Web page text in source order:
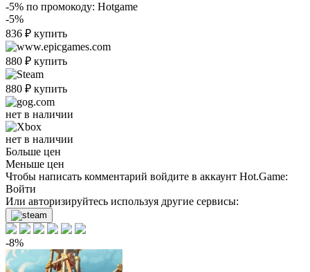
-5% по промокоду: Hotgame
-5%
836 ₽ купить
880 ₽ купить
880 ₽ купить
нет в наличии
нет в наличии
Больше цен
Меньше цен
Чтобы написать комментарий войдите в аккаунт Hot.Game:
Войти
Или авторизируйтесь используя другие сервисы:
-8%